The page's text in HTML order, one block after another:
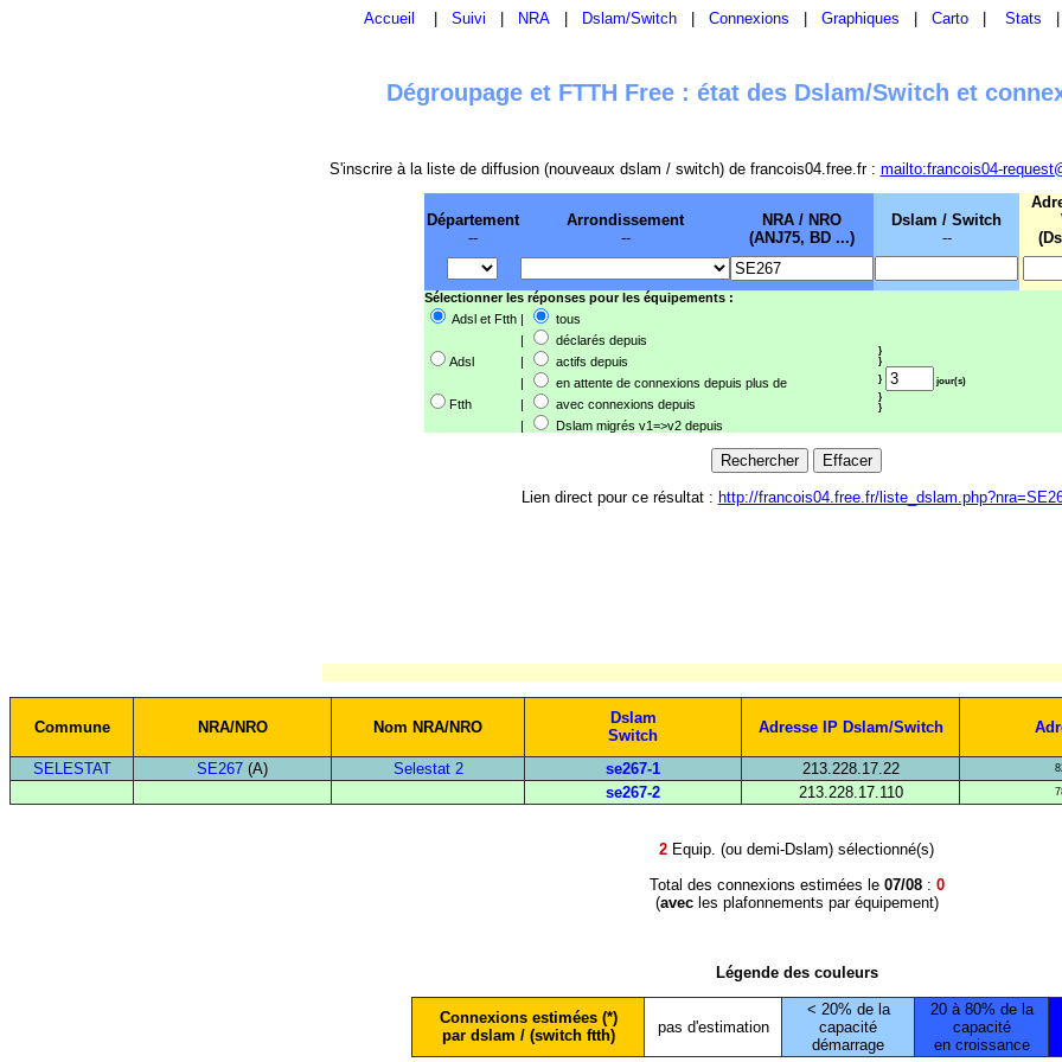
Accueil Suivi NRA Dslam/Switch Connexions Graphiques Carto Stats
Dégroupage et FTTH Free : état des Dslam/Switch et
S'inscrire à la liste de diffusion (nouveaux dslam / switch) de francois04.free.fr : mailto:francois04-
Département
--
Arrondissement
--
NRA / NRO
(ANJ75, BD ...)
Dslam / Switch
--
Sélectionner les réponses pour les équipements :
Adsl et Ftth |
tous
|
déclarés depuis
}
}
}
jour(s)
}
}
Adsl |
actifs depuis
|
en attente de connexions depuis plus de
Ftth
|
avec connexions depuis
|
Dslam migrés v1=>v2 depuis
Lien direct pour ce résultat : http://francois04.free.fr/
Commune NRA/NRO Nom NRA/NRO
Dslam
Switch
Adresse IP Dslam/Switch
SELESTAT
SE267 (A) Selestat 2 se267-1 213.228.17.22
se267-2 213.228.17.110
2 Equip. (ou demi-Dslam) sélectionné(s)
Total des connexions estimées le 07/08: 0
(avecles plafonnements par équipement)
Légende des couleurs
Connexions estimées (*)
par dslam / (switch ftth)
pas d'estimation
< 20% de la
capacité
démarrage
20 à 80% de la
capacité
en croissance